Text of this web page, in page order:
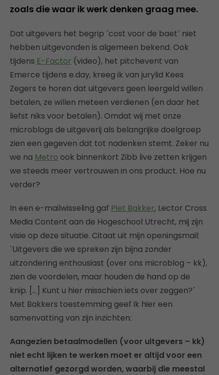
zoals die waar ik werk denken graag mee.
Dat uitgevers het begrip ´cost voor de baet´ niet
hebben uitgevonden is algemeen bekend. Ook
tijdens E-Factor (video), het pitchevent van
Emerce tijdens e.day, kreeg ik van jurylid Kees
Zegers te horen dat uitgevers geen leergeld willen
betalen, ze willen meteen verdienen (en daar het
liefst niks voor betalen). Omdat wij met onze
microblogs de uitgeverij als belangrijke doelgroep
zien een gegeven dat tot nadenken stemt. Zeker nu
we na Metro ook binnenkort Zibb live zetten krijgen
we steeds meer vertrouwen in ons product. Hoe nu
verder?
In een e-mailwisseling gaf Piet Bakker, Lector Cross
Media Content aan de Hogeschool Utrecht, mij zijn
visie op deze situatie. Citaat uit mijn openingsmail:
´Uitgevers die we spreken zijn bijna zonder
uitzondering enthousiast (over ons microblog – kk),
zien de voordelen, maar houden de hand op de
knip. […] Kunt u hier misschien iets over zeggen?´
Met Bakkers toestemming geef ik hier een
samenvatting van zijn inzichten:
Aangezien betaalmodellen (voor uitgevers – kk)
niet echt lijken te werken moet er altijd voor een
alternatief gezorgd worden, waarbij die meestal